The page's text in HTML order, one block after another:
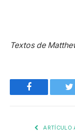
Textos de
Facebook
ARTÍCULO